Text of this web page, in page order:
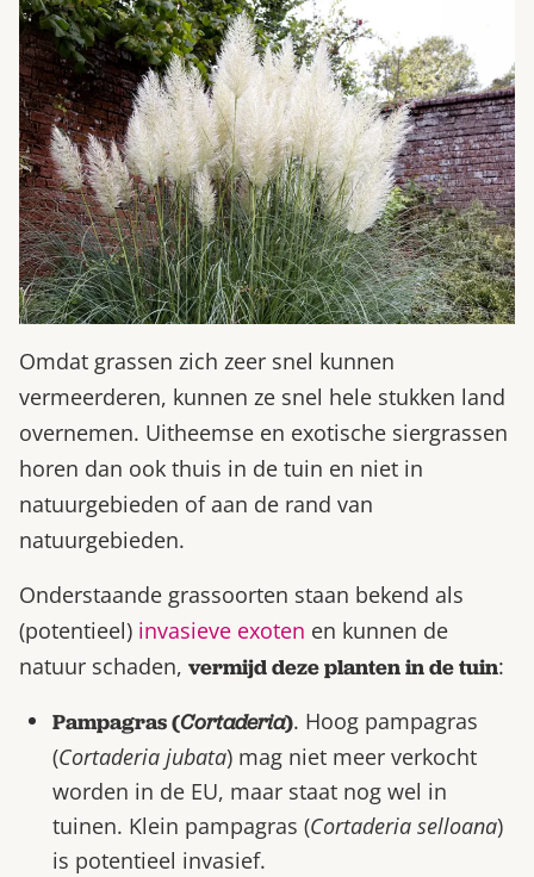
Omdat grassen zich zeer snel kunnen
vermeerderen, kunnen ze snel hele stukken land
overnemen. Uitheemse en exotische siergrassen
horen dan ook thuis in de tuin en niet in
natuurgebieden of aan de rand van
natuurgebieden.
Onderstaande grassoorten staan bekend als
(potentieel) invasieve exoten en kunnen de
natuur schaden, vermijd deze planten in de tuin:
Pampagras (Cortaderia). Hoog pampagras
(Cortaderia jubata) mag niet meer verkocht
worden in de EU, maar staat nog wel in
tuinen. Klein pampagras (Cortaderia selloana)
is potentieel invasief.